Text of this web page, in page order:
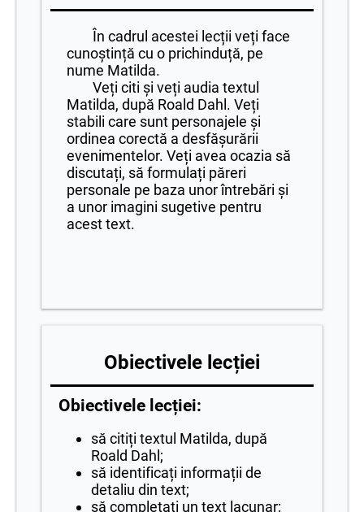
În cadrul acestei lecții veți face
cunoștință cu o prichinduță, pe
nume Matilda.
Veți citi și veți audia textul
Matilda, după Roald Dahl. Veți
stabili care sunt personajele și
ordinea corectă a desfășurării
evenimentelor. Veți avea ocazia să
discutați, să formulați păreri
personale pe baza unor întrebări și
a unor imagini sugetive pentru
acest text.
Obiectivele lecției
Obiectivele lecției:
să citiți textul Matilda, după
Roald Dahl;
să identificați informații de
detaliu din text;
să completați un text lacunar;